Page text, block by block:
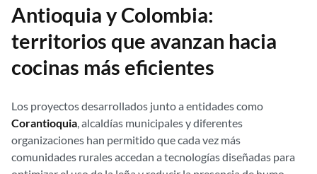
Antioquia y Colombia:
territorios que avanzan hacia
cocinas más eficientes
Los proyectos desarrollados junto a entidades como
Corantioquia, alcaldías municipales y diferentes
organizaciones han permitido que cada vez más
comunidades rurales accedan a tecnologías diseñadas para